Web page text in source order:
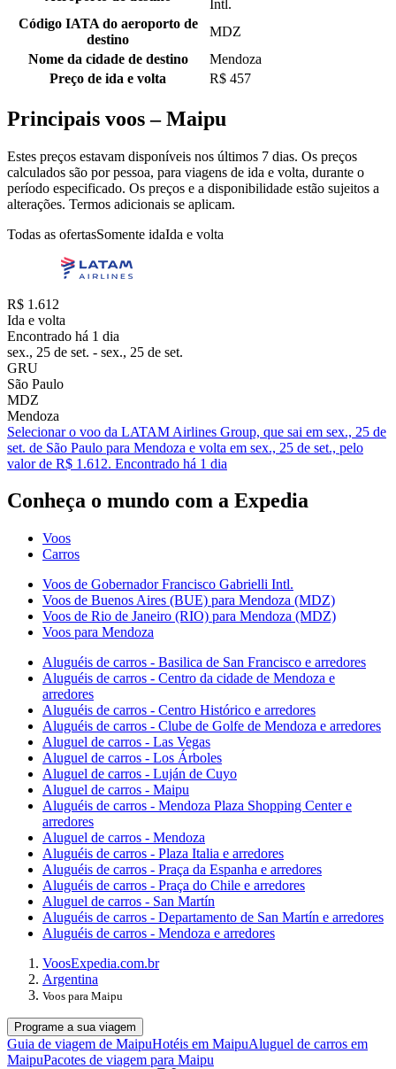
Intl.
Código IATA do aeroporto de
destino
MDZ
Nome da cidade de destino
Mendoza
Preço de ida e volta
R$ 457
Principais voos – Maipu
Estes preços estavam disponíveis nos últimos 7 dias. Os preços
calculados são por pessoa, para viagens de ida e volta, durante o
período especificado. Os preços e a disponibilidade estão sujeitos a
alterações. Termos adicionais se aplicam.
Todas as ofertasSomente idaIda e volta
R$ 1.612
Ida e volta
Encontrado há 1 dia
sex., 25 de set. - sex., 25 de set.
GRU
São Paulo
MDZ
Mendoza
Selecionar o voo da LATAM Airlines Group, que sai em sex., 25 de
set. de São Paulo para Mendoza e volta em sex., 25 de set., pelo
valor de R$ 1.612. Encontrado há 1 dia
Conheça o mundo com a Expedia
Voos
Carros
Voos de Gobernador Francisco Gabrielli Intl.
Voos de Buenos Aires (BUE) para Mendoza (MDZ)
Voos de Rio de Janeiro (RIO) para Mendoza (MDZ)
Voos para Mendoza
Aluguéis de carros - Basilica de San Francisco e arredores
Aluguéis de carros - Centro da cidade de Mendoza e
arredores
Aluguéis de carros - Centro Histórico e arredores
Aluguéis de carros - Clube de Golfe de Mendoza e arredores
Aluguel de carros - Las Vegas
Aluguel de carros - Los Árboles
Aluguel de carros - Luján de Cuyo
Aluguel de carros - Maipu
Aluguéis de carros - Mendoza Plaza Shopping Center e
arredores
Aluguel de carros - Mendoza
Aluguéis de carros - Plaza Italia e arredores
Aluguéis de carros - Praça da Espanha e arredores
Aluguéis de carros - Praça do Chile e arredores
Aluguel de carros - San Martín
Aluguéis de carros - Departamento de San Martín e arredores
Aluguéis de carros - Mendoza e arredores
VoosExpedia.com.br
Argentina
Voos para Maipu
Programe a sua viagem
Guia de viagem de MaipuHotéis em MaipuAluguel de carros em
MaipuPacotes de viagem para Maipu